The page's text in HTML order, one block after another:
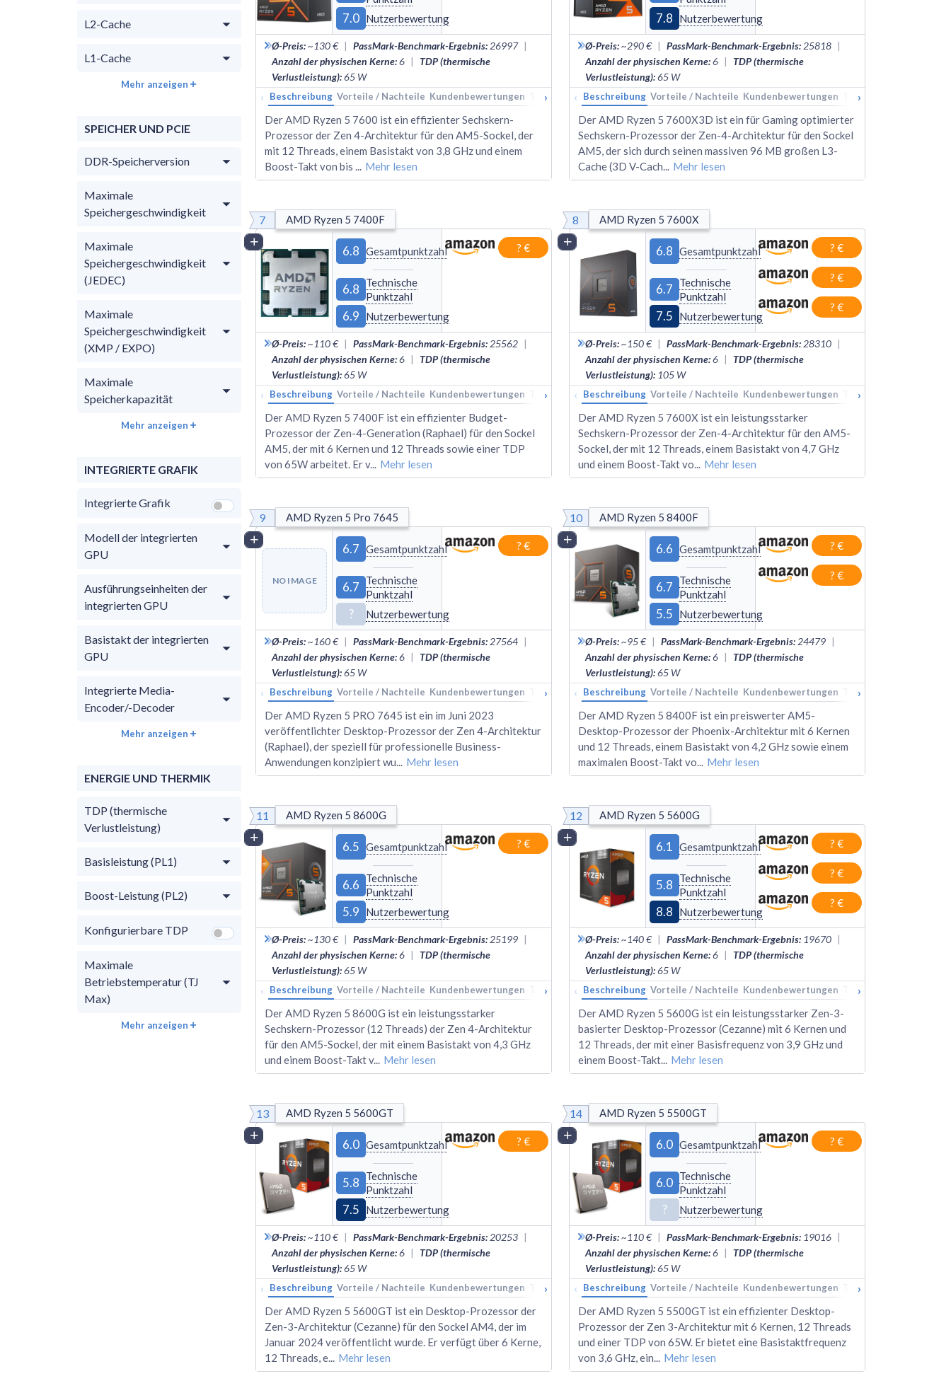
L2-Cache
L1-Cache
Mehr anzeigen
SPEICHER UND PCIE
DDR-Speicherversion
Maximale
Speichergeschwindigkeit
Maximale
Speichergeschwindigkeit
(JEDEC)
Maximale
Speichergeschwindigkeit
(XMP / EXPO)
Maximale
Speicherkapazität
Mehr anzeigen
INTEGRIERTE GRAFIK
Integrierte Grafik
Modell der integrierten
GPU
Ausführungseinheiten der
integrierten GPU
Basistakt der integrierten
GPU
Integrierte Media-
Encoder/-Decoder
Mehr anzeigen
ENERGIE UND THERMIK
TDP (thermische
Verlustleistung)
Basisleistung (PL1)
Boost-Leistung (PL2)
Konfigurierbare TDP
Maximale
Betriebstemperatur (TJ
Max)
Mehr anzeigen
7.0 Nutzerbewertung
Ø-Preis:~130 € | PassMark-Benchmark-Ergebnis: 26997 |
Anzahl der physischen Kerne:6 |
TDP (thermische
Verlustleistung):65 W
‹ Beschreibung Vorteile / Nachteile Kundenbewertungen Technische Daten Rankings Alternativen
›
Der AMD Ryzen 5 7600 ist ein effizienter Sechskern-
Prozessor der Zen 4-Architektur für den AM5-Sockel, der
mit 12 Threads, einem Basistakt von 3,8 GHz und einem
Boost-Takt von bis ... Mehr lesen
7.8 Nutzerbewertung
Ø-Preis:~290 € | PassMark-Benchmark-Ergebnis: 25818 |
Anzahl der physischen Kerne:6 |
TDP (thermische
Verlustleistung):65 W
‹ Beschreibung Vorteile / Nachteile Kundenbewertungen Technische Daten
›
Der AMD Ryzen 5 7600X3D ist ein für Gaming optimierter
Sechskern-Prozessor der Zen-4-Architektur für den Sockel
AM5, der sich durch seinen massiven 96 MB großen L3-
Cache (3D V-Cach... Mehr lesen
7 AMD Ryzen 5 7400F
Vergleich
6.8 Gesamtpunktzahl
6.8
Technische
Punktzahl
6.9 Nutzerbewertung
? €
Ø-Preis:~110 € | PassMark-Benchmark-Ergebnis: 25562 |
Anzahl der physischen Kerne:6 |
TDP (thermische
Verlustleistung):65 W
‹ Beschreibung Vorteile / Nachteile Kundenbewertungen Technische Daten Rankings Alternativen
›
Der AMD Ryzen 5 7400F ist ein effizienter Budget-
Prozessor der Zen-4-Generation (Raphael) für den Sockel
AM5, der mit 6 Kernen und 12 Threads sowie einer TDP
von 65W arbeitet. Er v... Mehr lesen
8 AMD Ryzen 5 7600X
Vergleich
6.8 Gesamtpunktzahl
6.7
Technische
Punktzahl
7.5 Nutzerbewertung
? €
? €
? €
Ø-Preis:~150 € | PassMark-Benchmark-Ergebnis: 28310 |
Anzahl der physischen Kerne:6 |
TDP (thermische
Verlustleistung): 105 W
‹ Beschreibung Vorteile / Nachteile Kundenbewertungen Technische Daten
›
Der AMD Ryzen 5 7600X ist ein leistungsstarker
Sechskern-Prozessor der Zen-4-Architektur für den AM5-
Sockel, der mit 12 Threads, einem Basistakt von 4,7 GHz
und einem Boost-Takt vo... Mehr lesen
9 AMD Ryzen 5 Pro 7645
Vergleich
NO IMAGE
6.7 Gesamtpunktzahl
6.7
Technische
Punktzahl
? Nutzerbewertung
? €
Ø-Preis:~160 € | PassMark-Benchmark-Ergebnis: 27564 |
Anzahl der physischen Kerne:6 |
TDP (thermische
Verlustleistung):65 W
‹ Beschreibung Vorteile / Nachteile Kundenbewertungen Technische Daten Rankings Alternativen
›
Der AMD Ryzen 5 PRO 7645 ist ein im Juni 2023
veröffentlichter Desktop-Prozessor der Zen 4-Architektur
(Raphael), der speziell für professionelle Business-
Anwendungen konzipiert wu... Mehr lesen
10 AMD Ryzen 5 8400F
Vergleich
6.6 Gesamtpunktzahl
6.7
Technische
Punktzahl
5.5 Nutzerbewertung
? €
? €
Ø-Preis:~95 € | PassMark-Benchmark-Ergebnis: 24479 |
Anzahl der physischen Kerne:6 |
TDP (thermische
Verlustleistung):65 W
‹ Beschreibung Vorteile / Nachteile Kundenbewertungen Technische Daten
›
Der AMD Ryzen 5 8400F ist ein preiswerter AM5-
Desktop-Prozessor der Phoenix-Architektur mit 6 Kernen
und 12 Threads, einem Basistakt von 4,2 GHz sowie einem
maximalen Boost-Takt vo... Mehr lesen
11 AMD Ryzen 5 8600G
Vergleich
6.5 Gesamtpunktzahl
6.6
Technische
Punktzahl
5.9 Nutzerbewertung
? €
Ø-Preis:~130 € | PassMark-Benchmark-Ergebnis: 25199 |
Anzahl der physischen Kerne:6 |
TDP (thermische
Verlustleistung):65 W
‹ Beschreibung Vorteile / Nachteile Kundenbewertungen Technische Daten Rankings Alternativen
›
Der AMD Ryzen 5 8600G ist ein leistungsstarker
Sechskern-Prozessor (12 Threads) der Zen 4-Architektur
für den AM5-Sockel, der mit einem Basistakt von 4,3 GHz
und einem Boost-Takt v... Mehr lesen
12 AMD Ryzen 5 5600G
Vergleich
6.1 Gesamtpunktzahl
5.8
Technische
Punktzahl
8.8 Nutzerbewertung
? €
? €
? €
Ø-Preis:~140 € | PassMark-Benchmark-Ergebnis: 19670 |
Anzahl der physischen Kerne:6 |
TDP (thermische
Verlustleistung):65 W
‹ Beschreibung Vorteile / Nachteile Kundenbewertungen Technische Daten
›
Der AMD Ryzen 5 5600G ist ein leistungsstarker Zen-3-
basierter Desktop-Prozessor (Cezanne) mit 6 Kernen und
12 Threads, der mit einer Basisfrequenz von 3,9 GHz und
einem Boost-Takt... Mehr lesen
13 AMD Ryzen 5 5600GT
Vergleich
6.0 Gesamtpunktzahl
5.8
Technische
Punktzahl
7.5 Nutzerbewertung
? €
Ø-Preis:~110 € | PassMark-Benchmark-Ergebnis: 20253 |
Anzahl der physischen Kerne:6 |
TDP (thermische
Verlustleistung):65 W
‹ Beschreibung Vorteile / Nachteile Kundenbewertungen Technische Daten Rankings Alternativen
›
Der AMD Ryzen 5 5600GT ist ein Desktop-Prozessor der
Zen-3-Architektur (Cezanne) für den Sockel AM4, der im
Januar 2024 veröffentlicht wurde. Er verfügt über 6 Kerne,
12 Threads, e... Mehr lesen
14 AMD Ryzen 5 5500GT
Vergleich
6.0 Gesamtpunktzahl
6.0 Technische
Punktzahl
? Nutzerbewertung
? €
Ø-Preis:~110 € | PassMark-Benchmark-Ergebnis: 19016 |
Anzahl der physischen Kerne:6 |
TDP (thermische
Verlustleistung):65 W
‹ Beschreibung Vorteile / Nachteile Kundenbewertungen Technische Daten
›
Der AMD Ryzen 5 5500GT ist ein effizienter Desktop-
Prozessor der Zen 3-Architektur mit 6 Kernen, 12 Threads
und einer TDP von 65W. Er bietet eine Basistaktfrequenz
von 3,6 GHz, ein... Mehr lesen